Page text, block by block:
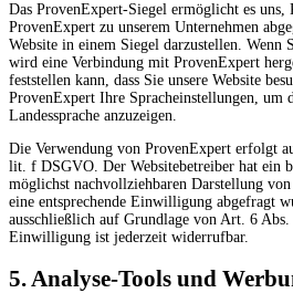
Das ProvenExpert-Siegel ermöglicht es uns,
ProvenExpert zu unserem Unternehmen
Website in einem Siegel darzustellen. Wenn
wird eine Verbindung mit ProvenExpert
feststellen kann, dass Sie unsere Website
ProvenExpert Ihre Spracheinstellungen, um
Landessprache anzuzeigen.
Die Verwendung von ProvenExpert erfolgt
lit. f DSGVO. Der Websitebetreiber hat ein
möglichst nachvollziehbaren Darstellung
eine entsprechende Einwilligung abgefragt
ausschließlich auf Grundlage von Art. 6
Einwilligung ist jederzeit widerrufbar.
5. Analyse-Tools und